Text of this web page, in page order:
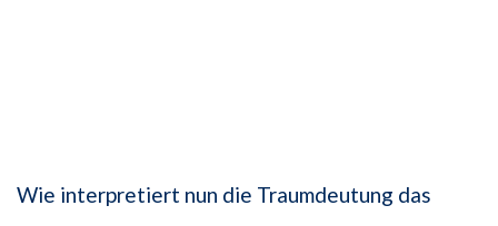
Wie interpretiert nun die Traumdeutung das